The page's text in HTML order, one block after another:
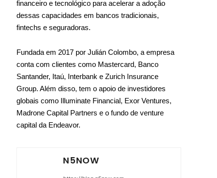
financeiro e tecnológico para acelerar a adoção
dessas capacidades em bancos tradicionais,
fintechs e seguradoras.
Fundada em 2017 por Julián Colombo, a empresa
conta com clientes como Mastercard, Banco
Santander, Itaú, Interbank e Zurich Insurance
Group. Além disso, tem o apoio de investidores
globais como Illuminate Financial, Exor Ventures,
Madrone Capital Partners e o fundo de venture
capital da Endeavor.
N5NOW